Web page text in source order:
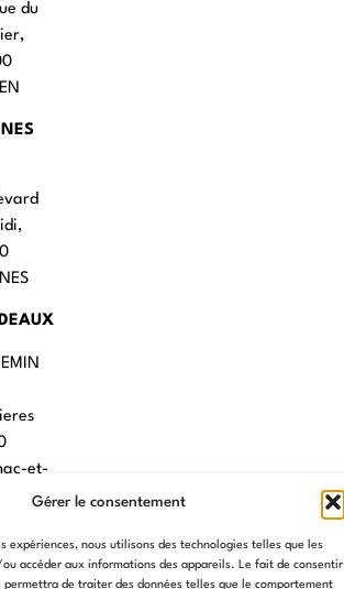
Gérer le consentement
expériences, nous utilisons des technologies telles que les
accéder aux informations des appareils. Le fait de consentir
permettra de traiter des données telles que le comportement
du
et-
des